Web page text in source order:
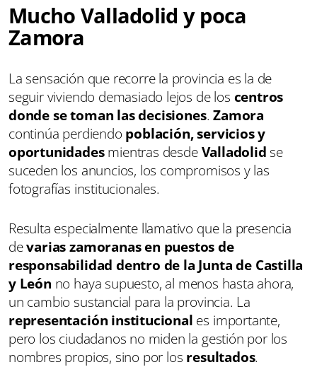
Mucho Valladolid y poca
Zamora
La sensación que recorre la provincia es la de
seguir viviendo demasiado lejos de los centros
donde se toman las decisiones.Zamora
continúa perdiendo población, servicios y
oportunidadesmientras desdeValladolid se
suceden los anuncios, los compromisos y las
fotografías institucionales.
Resulta especialmente llamativo que la presencia
devarias zamoranas en puestos de
responsabilidad dentro de la Junta de Castilla
y León no haya supuesto, al menos hasta ahora,
un cambio sustancial para la provincia. La
representación institucional es importante,
pero los ciudadanos no miden la gestión por los
nombres propios, sino por los resultados.